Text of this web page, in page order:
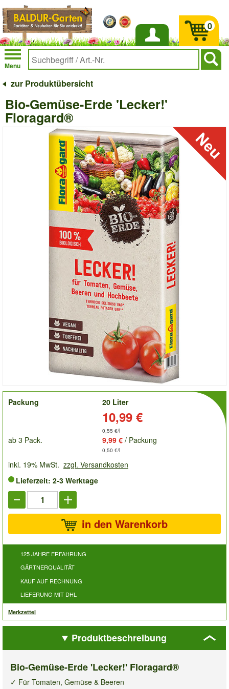
Anmelden
Menu
0
zur Produktübersicht
Bio-Gemüse-Erde 'Lecker!'
Floragard®
order
Packung
20 Liter
10,99 €
0,55 €/l
ab 3 Pack. 9,99 € / Packung
0,50 €/l
inkl. 19% MwSt. zzgl. Versandkosten
Lieferzeit: 2-3 Werktage
in den Warenkorb
125 JAHRE ERFAHRUNG
GÄRTNERQUALITÄT
KAUF AUF RECHNUNG
LIEFERUNG MIT DHL
Merkzettel
Produktbeschreibung
Bio-Gemüse-Erde 'Lecker!' Floragard®
✓ Für Tomaten, Gemüse & Beeren